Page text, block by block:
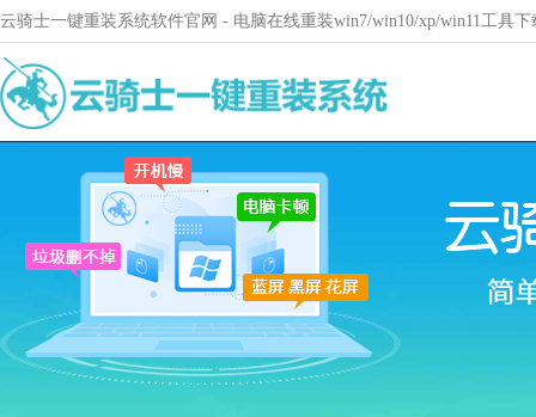
云骑士一键重装系统软件官网 - 电脑在线重装win7/win10/xp/win11工具